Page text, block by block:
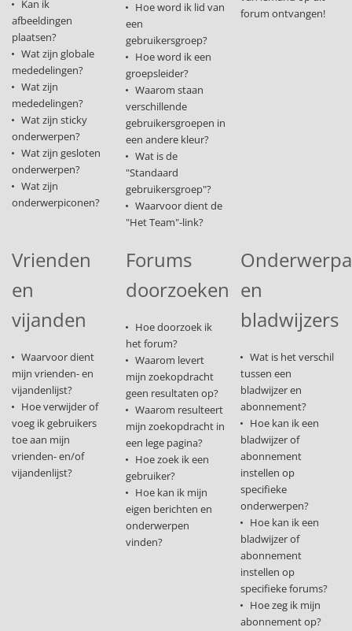
Kan ik
afbeeldingen
plaatsen?
Wat zijn globale
mededelingen?
Wat zijn
mededelingen?
Wat zijn sticky
onderwerpen?
Wat zijn gesloten
onderwerpen?
Wat zijn
onderwerpiconen?
Hoe word ik lid van
een
gebruikersgroep?
Hoe word ik een
groepsleider?
Waarom staan
verschillende
gebruikersgroepen in
een andere kleur?
Wat is de
"Standaard
gebruikersgroep"?
Waarvoor dient de
"Het Team"-link?
forum ontvangen!
Vrienden
en
vijanden
Waarvoor dient
mijn vrienden- en
vijandenlijst?
Hoe verwijder of
voeg ik gebruikers
toe aan mijn
vrienden- en/of
vijandenlijst?
Forums
doorzoeken
Hoe doorzoek ik
het forum?
Waarom levert
mijn zoekopdracht
geen resultaten op?
Waarom resulteert
mijn zoekopdracht in
een lege pagina?
Hoe zoek ik een
gebruiker?
Hoe kan ik mijn
eigen berichten en
onderwerpen
vinden?
en
bladwijzers
Wat is het verschil
tussen een
bladwijzer en
abonnement?
Hoe kan ik een
bladwijzer of
abonnement
instellen op
specifieke
onderwerpen?
Hoe kan ik een
bladwijzer of
abonnement
instellen op
specifieke forums?
Hoe zeg ik mijn
abonnement op?